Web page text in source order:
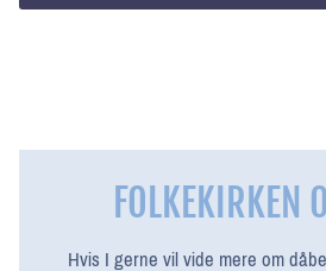
FOLKEKIRKEN
Hvis I gerne vil vide mere om